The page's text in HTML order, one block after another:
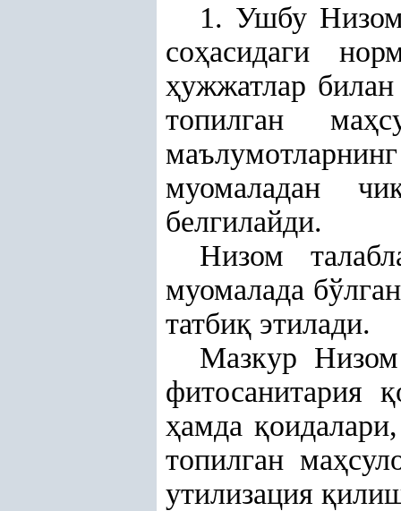
1. Ушбу
соҳасидаги
ҳужжатлар
топилган маҳ
муомаладан чи
белгилайди.
Низом
муомалада
татбиқ этилади.
Мазкур Низом
фитосанитарияқ
ҳамдақ
топилган маҳ
утилизация қ